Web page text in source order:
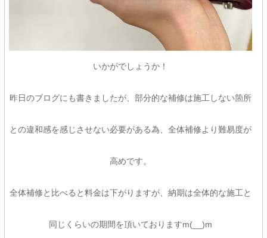
いかがでしょうか！
昨日のブログにも書きましたが、部分的な補修は施工しない箇所
との違和感を感じさせない必要がある為、全体補修より難易度が
高めです。
全体補修と比べると料金は下がりますが、納期は全体的な施工と
同じくらいの期間を頂いておりますm(__)m